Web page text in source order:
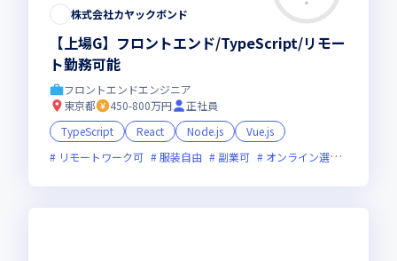
株式会社カヤックボンド
【上場G】フロントエンド/TypeScript/リモー
ト勤務可能
フロントエンドエンジニア
東京都
450-800万円
正社員
TypeScript
React Node.js
Vue.js
リモートワーク可
服装自由 副業可 オンライン選考可